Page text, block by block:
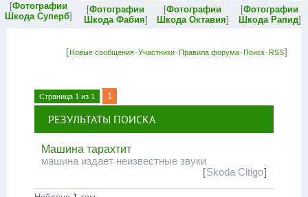
[Фотографии
Шкода Суперб]
[Фотографии
Шкода Фабия]
[Фотографии
Шкода Октавия]
[Фотографии
Шкода Рапид]
[Новые сообщения·Участники·Правила форума·Поиск·RSS]
Страница 1 из 1 1
РЕЗУЛЬТАТЫ ПОИСКА
Машина тарахтит
машина издает неизвестные звуки
[Skoda Citigo]